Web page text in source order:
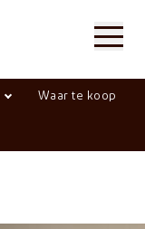
Waar te koop